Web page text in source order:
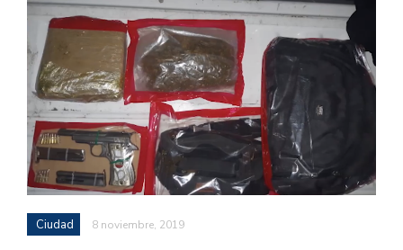
Ciudad 8 noviembre, 2019